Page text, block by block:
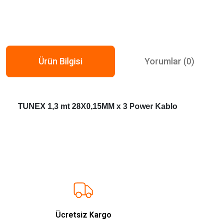
Ürün Bilgisi Yorumlar (0)
TUNEX 1,3 mt 28X0,15MM x 3 Power Kablo
Ürün resmi kalitesiz, bozuk veya görüntülenemiyor.
Ürün açıklamasında eksik bilgiler bulunuyor.
Ücretsiz Kargo